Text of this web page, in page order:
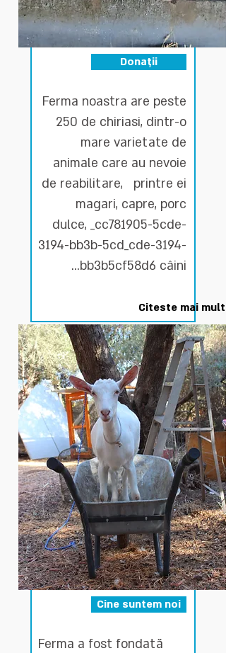
Donații
Ferma noastra are peste
250 de chiriasi, dintr-o
mare varietate de
animale care au nevoie
de reabilitare, printre ei
magari, capre, porc
dulce, _cc781905-5cde-
3194-bb3b-5cd_cde-3194-
bb3b5cf58d6 câini...
Citeste mai mult
Cine suntem noi
Ferma a fost fondată